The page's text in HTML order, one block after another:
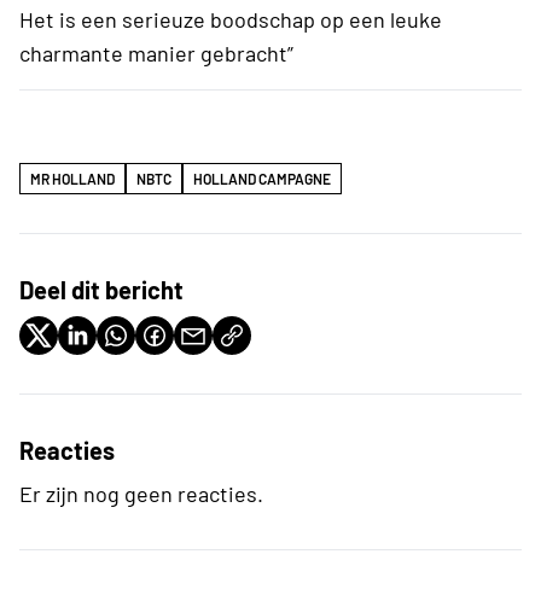
Het is een serieuze boodschap op een leuke
charmante manier gebracht”
MR HOLLAND NBTC HOLLAND CAMPAGNE
Deel dit bericht
Reacties
Er zijn nog geen reacties.